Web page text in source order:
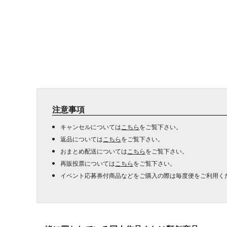
注意事項
キャンセルについては こちらをご覧下さい。
返品については こちらをご覧下さい。
おまとめ配送については こちらをご覧下さい。
再販投票については こちらをご覧下さい。
イベント応募券付商品などをご購入の際は毎度便をご利用く